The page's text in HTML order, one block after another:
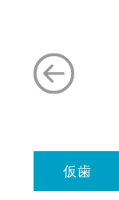
仮歯